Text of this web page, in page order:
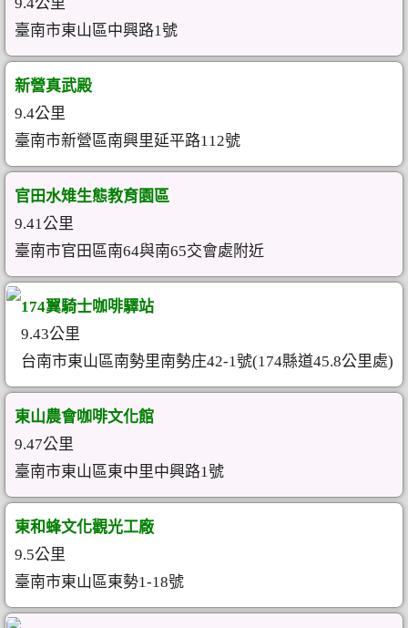
臺南市東山區中興路1號
新營真武殿
9.4公里
臺南市新營區南興里延平路112號
官田水雉生態教育園區
9.41公里
臺南市官田區南64與南65交會處附近
174翼騎士咖啡驛站
9.43公里
台南市東山區南勢里南勢庄42-1號(174縣道45.8公里處)
東山農會咖啡文化館
9.47公里
臺南市東山區東中里中興路1號
東和蜂文化觀光工廠
9.5公里
臺南市東山區東勢1-18號